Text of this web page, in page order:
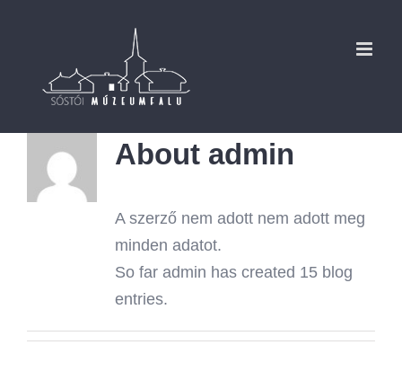
About admin
A szerző nem adott nem adott meg
minden adatot.
So far admin has created 15 blog
entries.